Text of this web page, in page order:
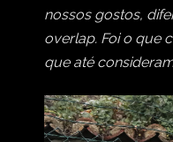
nossos gostos,
overlap. Foi o que
que até